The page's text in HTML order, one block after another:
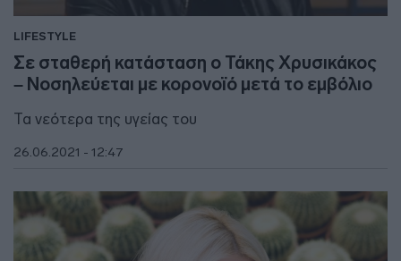
LIFESTYLE
Σε σταθερή κατάσταση ο Τάκης Χρυσικάκος
– Νοσηλεύεται με κορονοϊό μετά το εμβόλιο
Τα νεότερα της υγείας του
26.06.2021 - 12:47